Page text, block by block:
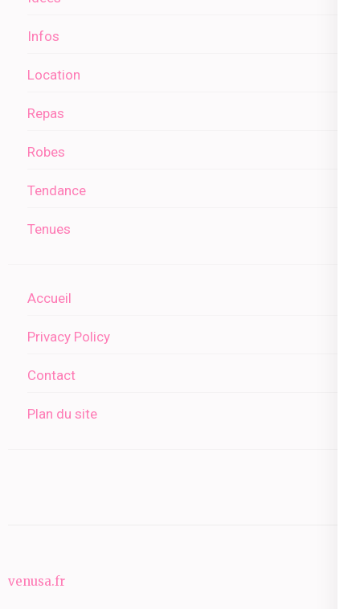
Infos
Location
Repas
Robes
Tendance
Tenues
Accueil
Privacy Policy
Contact
Plan du site
venusa.fr